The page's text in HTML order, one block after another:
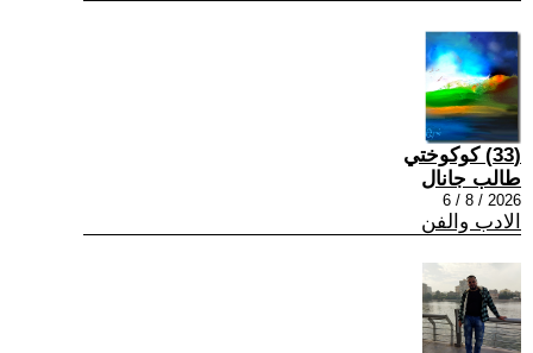
(33) كوكوختي
طالب جانال
2026 / 8 / 6
الادب والفن